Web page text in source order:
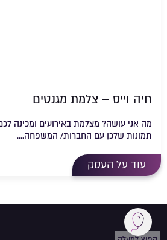
חיה וייס – צלמת מגנטים
מה אני עושה? מצלמת באירועים ומכינה
תמונות שלכן עם החברות/ המשפחה....
עוד על העסק